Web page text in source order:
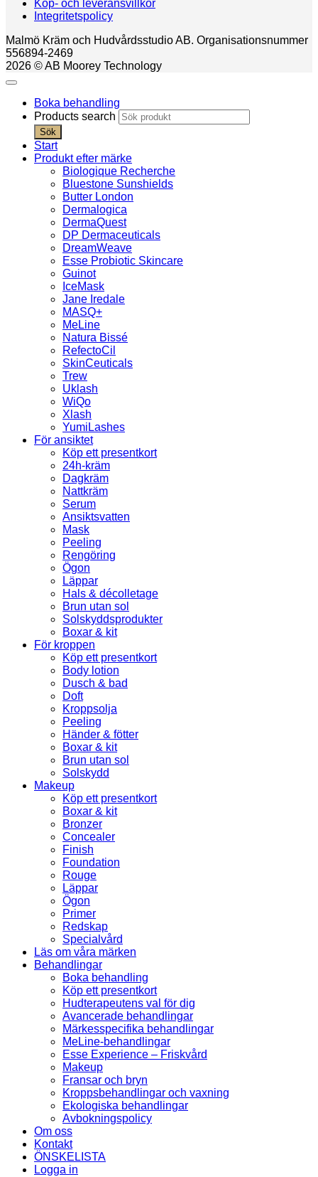
Köp- och leveransvillkor
Integritetspolicy
Malmö Kräm och Hudvårdsstudio AB. Organisationsnummer
556894-2469
2026 © AB Moorey Technology
Boka behandling
Products search
Sök
Start
Produkt efter märke
Biologique Recherche
Bluestone Sunshields
Butter London
Dermalogica
DermaQuest
DP Dermaceuticals
DreamWeave
Esse Probiotic Skincare
Guinot
IceMask
Jane Iredale
MASQ+
MeLine
Natura Bissé
RefectoCil
SkinCeuticals
Trew
Uklash
WiQo
Xlash
YumiLashes
För ansiktet
Köp ett presentkort
24h-kräm
Dagkräm
Nattkräm
Serum
Ansiktsvatten
Mask
Peeling
Rengöring
Ögon
Läppar
Hals & décolletage
Brun utan sol
Solskyddsprodukter
Boxar & kit
För kroppen
Köp ett presentkort
Body lotion
Dusch & bad
Doft
Kroppsolja
Peeling
Händer & fötter
Boxar & kit
Brun utan sol
Solskydd
Makeup
Köp ett presentkort
Boxar & kit
Bronzer
Concealer
Finish
Foundation
Rouge
Läppar
Ögon
Primer
Redskap
Specialvård
Läs om våra märken
Behandlingar
Boka behandling
Köp ett presentkort
Hudterapeutens val för dig
Avancerade behandlingar
Märkesspecifika behandlingar
MeLine-behandlingar
Esse Experience – Friskvård
Makeup
Fransar och bryn
Kroppsbehandlingar och vaxning
Ekologiska behandlingar
Avbokningspolicy
Om oss
Kontakt
ÖNSKELISTA
Logga in